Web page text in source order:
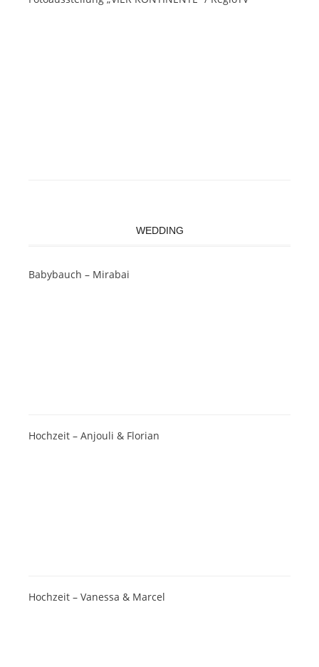
WEDDING
Babybauch – Mirabai
Hochzeit – Anjouli & Florian
Hochzeit – Vanessa & Marcel